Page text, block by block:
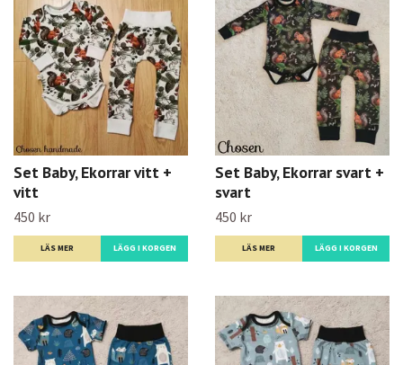
Set Baby, Ekorrar vitt +
vitt
450 kr
LÄS MER LÄGG I KORGEN
Set Baby, Ekorrar svart +
svart
450 kr
LÄS MER LÄGG I KORGEN